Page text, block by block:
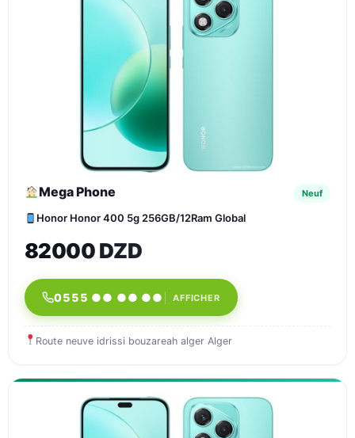
Mega Phone Neuf
Honor Honor 400 5g 256GB/12Ram Global
82000 DZD
0555 ●● ●● ●● AFFICHER
Route neuve idrissi bouzareah alger Alger